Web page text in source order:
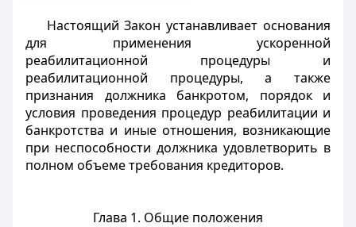
Настоящий Закон устанавливает основания
для применения ускоренной
реабилитационной процедуры и
реабилитационной процедуры, а также
признания должника банкротом, порядок и
условия проведения процедур реабилитации и
банкротства и иные отношения, возникающие
при неспособности должника удовлетворить в
полном объеме требования кредиторов.
Глава 1. Общие положения